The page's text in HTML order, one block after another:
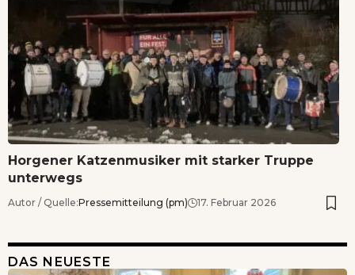
Horgener Katzenmusiker mit starker Truppe
unterwegs
Autor / Quelle:Pressemitteilung (pm) 17. Februar 2026
DAS NEUESTE